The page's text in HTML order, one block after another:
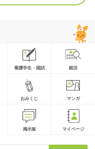
看護学生・国試 就活
おみくじ マンガ
掲示板 マイページ